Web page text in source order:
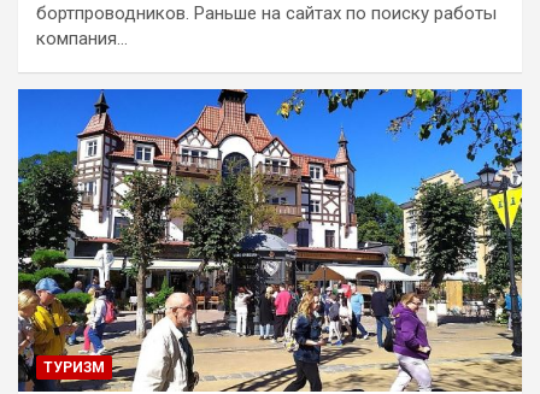
бортпроводников. Раньше на сайтах по поиску работы
компания…
ТУРИЗМ